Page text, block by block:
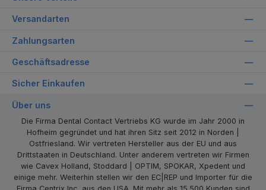
Versandarten
Zahlungsarten
Geschäftsadresse
Sicher Einkaufen
Über uns
Die Firma Dental Contact Vertriebs KG wurde im Jahr 2000 in
Hofheim gegründet und hat ihren Sitz seit 2012 in Norden |
Ostfriesland. Wir vertreten Hersteller aus der EU und aus
Drittstaaten in Deutschland. Unter anderem vertreten wir Firmen
wie Cavex Holland, Stoddard | OPTIM, SPOKAR, Xpedent und
einige mehr. Weiterhin stellen wir den EC|REP und Importer für die